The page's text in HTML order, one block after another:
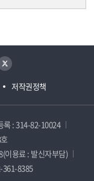
저작권정책
트위터
록 : 314-82-10024
이용료 : 발신자부담)
361-8385